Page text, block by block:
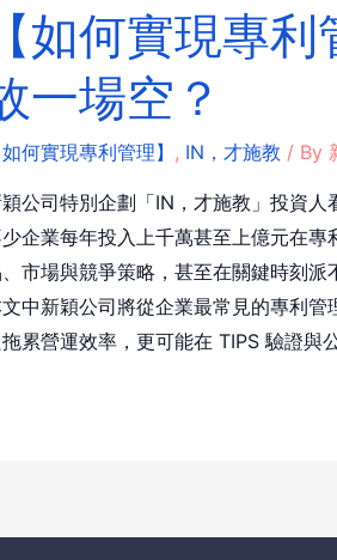
【如何實現專
一場空？
如何實現專利管理】 , IN，才施教 / By
公司特別企劃「IN，才施教」投資
企業每年投入上千萬甚至上億元在
市場與競爭策略，甚至在關鍵時刻
中新穎公司將從企業最常見的專利
拖累營運效率，更可能在 TIPS 驗證與